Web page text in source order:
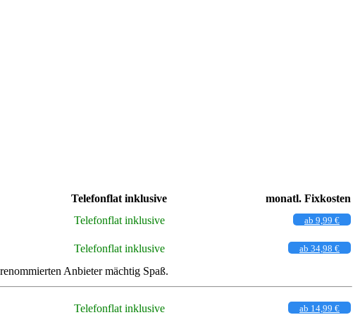
Telefonflat inklusive
monatl. Fixkosten
Telefonflat inklusive ab 9,99 €
Telefonflat inklusive ab 34,98 €
Anbieter mächtig Spaß.
Telefonflat inklusive ab 14,99 €